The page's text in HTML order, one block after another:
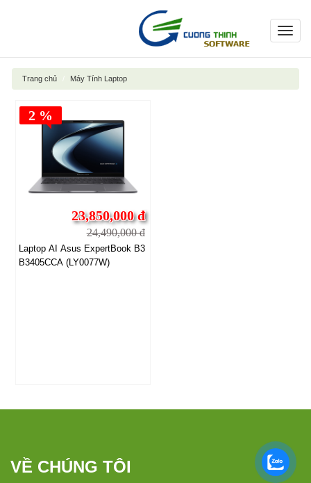
Trang chủ Máy Tính Laptop
2 %
24,490,000 đ
23,850,000 đ
Laptop AI Asus ExpertBook B3
B3405CCA (LY0077W)
VỀ CHÚNG TÔI